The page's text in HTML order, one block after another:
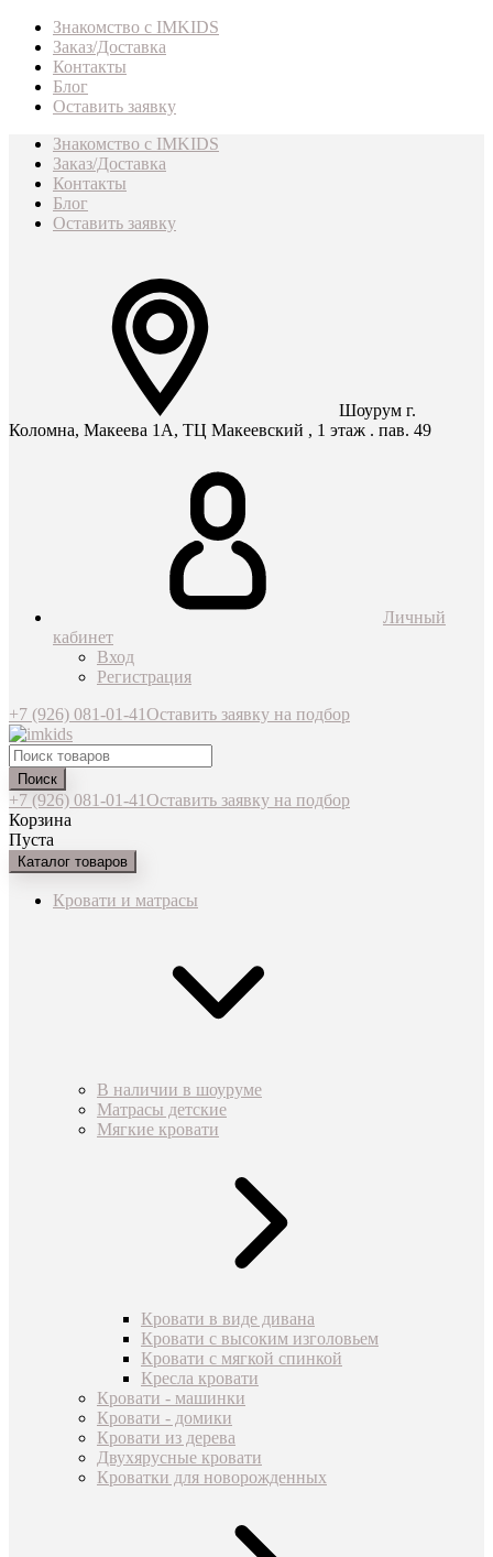
Знакомство с IMKIDS
Заказ/Доставка
Контакты
Блог
Оставить заявку
Знакомство с IMKIDS
Заказ/Доставка
Контакты
Блог
Оставить заявку
Шоурум г.
Коломна, Макеева 1А, ТЦ Макеевский , 1 этаж . пав. 49
Личный
кабинет
Вход
Регистрация
+7 (926) 081-01-41Оставить заявку на подбор
Поиск
+7 (926) 081-01-41Оставить заявку на подбор
Корзина
Пуста
Каталог товаров
Кровати и матрасы
В наличии в шоуруме
Матрасы детские
Мягкие кровати
Кровати в виде дивана
Кровати с высоким изголовьем
Кровати с мягкой спинкой
Кресла кровати
Кровати - машинки
Кровати - домики
Кровати из дерева
Двухярусные кровати
Кроватки для новорожденных